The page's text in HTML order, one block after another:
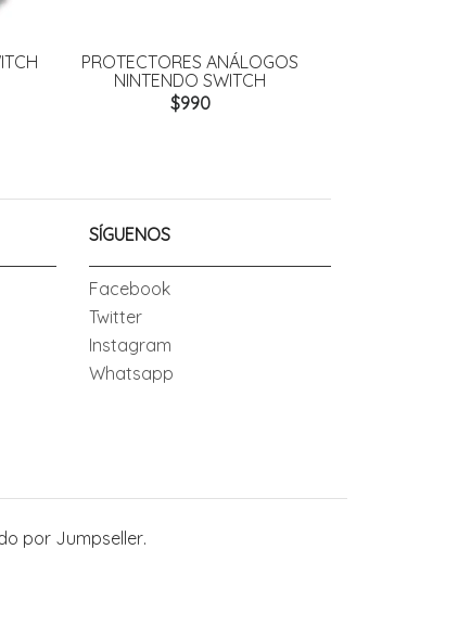
PROTECTORES ANÁLOGOS
NINTENDO SWITCH
$990
SÍGUENOS
Facebook
Twitter
Instagram
Whatsapp
por Jumpseller.